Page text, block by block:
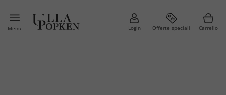
Menu Login Offerte speciali Carrello